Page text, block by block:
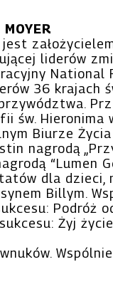
liderów
National
36 krajach
św. Hieronima
Biurze
nagrodą
“Lumen
dla dzieci,
Billym.
Podróż
Żyj